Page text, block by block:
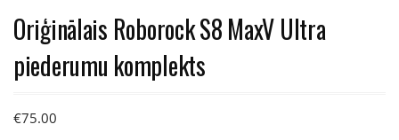
Oriģinālais Roborock S8 MaxV Ultra
piederumu komplekts
€75.00